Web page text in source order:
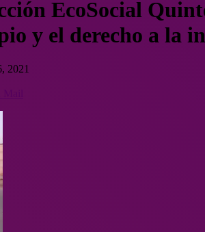
EcoSocial
y el derecho a la
2021